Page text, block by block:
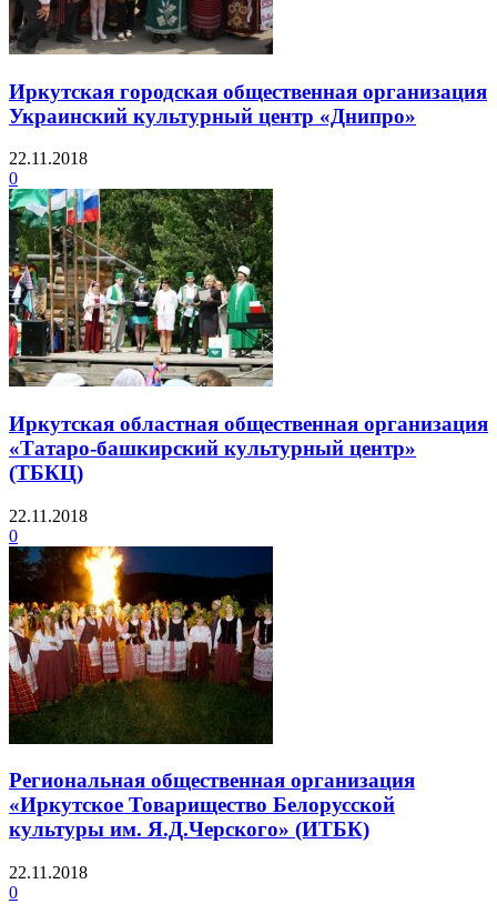
Иркутская городская общественная организация
Украинский культурный центр «Днипро»
22.11.2018
0
Иркутская областная общественная организация
«Татаро-башкирский культурный центр»
(ТБКЦ)
22.11.2018
0
Региональная общественная организация
«Иркутское Товарищество Белорусской
культуры им. Я.Д.Черского» (ИТБК)
22.11.2018
0